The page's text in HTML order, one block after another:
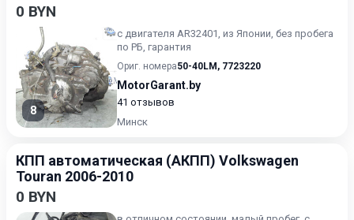
0 BYN
8
с двигателя AR32401, из Японии, без пробега
по РБ, гарантия
Ориг. номера50-40LM , 7723220
MotorGarant.by
41 отзывов
Минск
КПП автоматическая (АКПП) Volkswagen
Touran 2006-2010
0 BYN